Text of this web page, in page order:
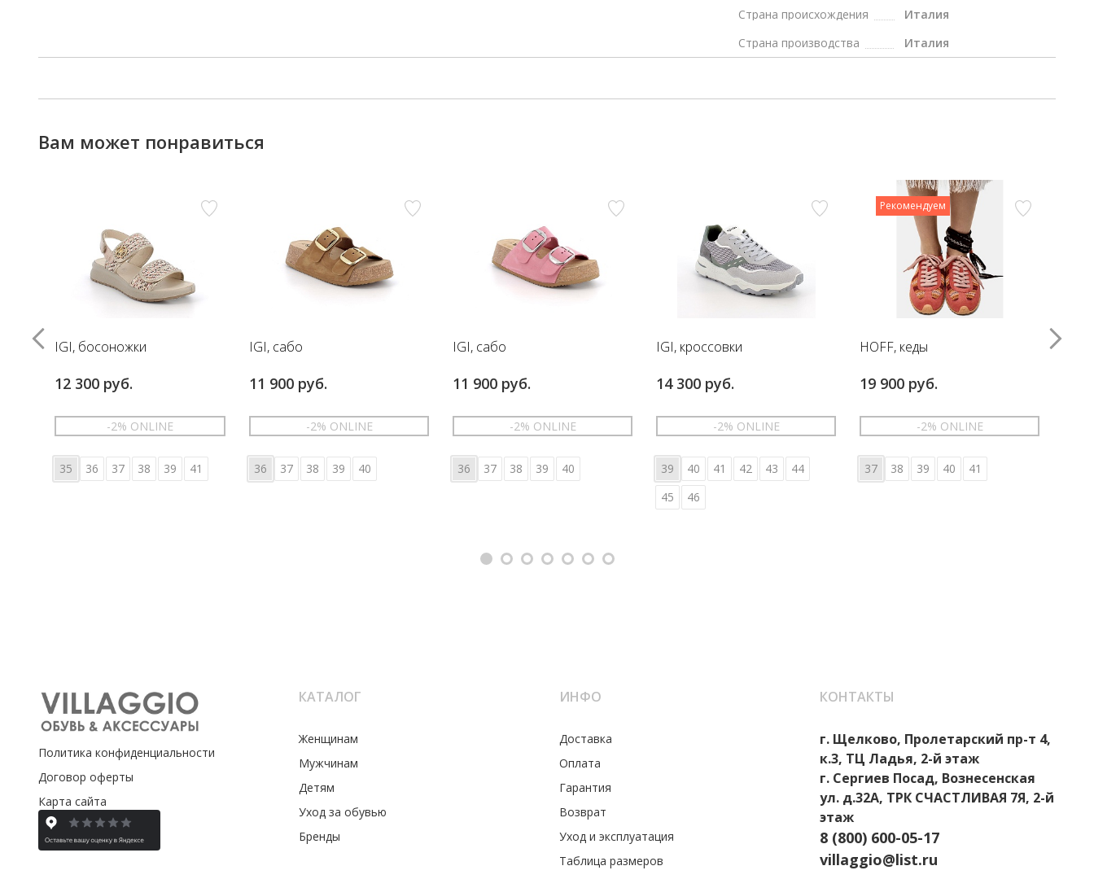
Страна происхождения
Италия
Страна производства
Италия
Вам может понравиться
IGI, босоножки
12 300 руб.
-2% ONLINE
35 36 37 38 39 41
IGI, сабо
11 900 руб.
-2% ONLINE
36 37 38 39 40
IGI, сабо
11 900 руб.
-2% ONLINE
36 37 38 39 40
IGI, кроссовки
14 300 руб.
-2% ONLINE
39 40 41 42 43
44
45
46
Рекомендуем
HOFF, кеды
19 900 руб.
-2% ONLINE
37 38 39 40 41
Политика конфиденциальности
Договор оферты
Карта сайта
КАТАЛОГ
Женщинам
Мужчинам
Детям
Уход за обувью
Бренды
ИНФО
Доставка
Оплата
Гарантия
Возврат
Уход и эксплуатация
Таблица размеров
КОНТАКТЫ
г. Щелково, Пролетарский пр-т 4,
к.3, ТЦ Ладья, 2-й этаж
г. Сергиев Посад, Вознесенская
ул. д.32А, ТРК СЧАСТЛИВАЯ 7Я, 2-й
этаж
8 (800) 600-05-17
villaggio@list.ru